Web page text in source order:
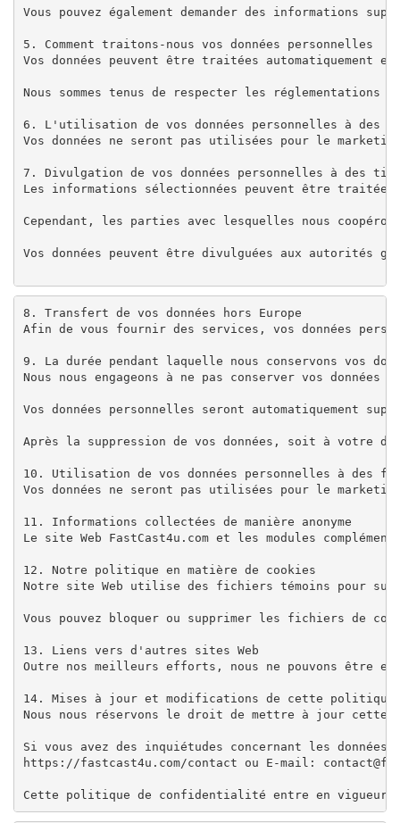
Vous pouvez également demander des informations
5. Comment traitons-nous vos données personnelles
Vos données peuvent être traitées
Nous sommes tenus de respecter les
6. L'utilisation de vos données personnelles à des
Vos données ne seront pas utilisées pour le
7. Divulgation de vos données personnelles à des
Les informations sélectionnées peuvent être
Cependant, les parties avec lesquelles nous
Vos données peuvent être divulguées aux autorités
8. Transfert de vos données hors Europe
Afin de vous fournir des services, vos données
9. La durée pendant laquelle nous conservons vos
Nous nous engageons à ne pas conserver vos
Vos données personnelles seront automatiquement
Après la suppression de vos données, soit à votre
10. Utilisation de vos données personnelles à des
Vos données ne seront pas utilisées pour le
11. Informations collectées de manière anonyme
Le site Web FastCast4u.com et les modules
12. Notre politique en matière de cookies
Notre site Web utilise des fichiers témoins pour
Vous pouvez bloquer ou supprimer les fichiers de
13. Liens vers d'autres sites Web
Outre nos meilleurs efforts, nous ne pouvons être
14. Mises à jour et modifications de cette
Nous nous réservons le droit de mettre à jour cette
Si vous avez des inquiétudes concernant les
https://fastcast4u.com/contact ou E-mail:
Cette politique de confidentialité entre en vigueur